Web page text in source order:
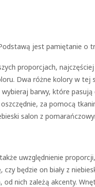
jest pamiętanie o
proporcjach,
Dwa różne kolory w tej
barwy, które
za pomocą
salon z
uwzględnienie
będzie on biały z
nich zależą akcenty.